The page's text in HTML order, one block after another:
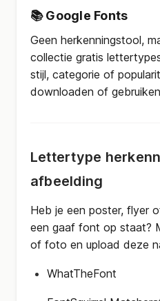
📚Google Fonts
Geen herkenningstool,
collectie gratis
stijl, categorie of
downloaden of
Lettertype
afbeelding
Heb je een poster, flyer
een gaaf font op staat?
of foto en upload deze
WhatTheFont